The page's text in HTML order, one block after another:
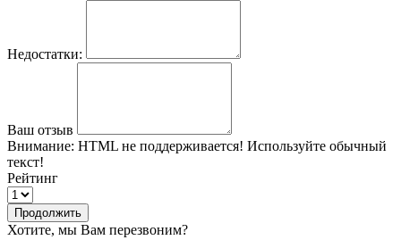
Недостатки:
Ваш отзыв
Внимание: HTML не поддерживается! Используйте обычный
текст!
Рейтинг
Продолжить
Хотите, мы Вам перезвоним?